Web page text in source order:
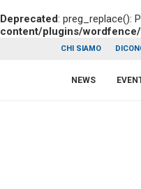
Deprecated: preg_replace():
content/plugins/
CHI SIAMO
NEWS